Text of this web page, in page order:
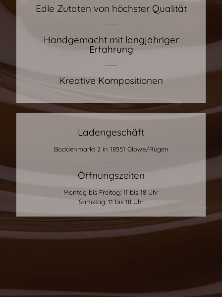
Edle Zutaten von höchster Qualität
Handgemacht mit langjähriger
Erfahrung
Kreative Kompositionen
Ladengeschäft
Boddenmarkt 2 in 18551 Glowe/Rügen
Öffnungszeiten
Montag bis Freitag: 11 bis 18 Uhr
Samstag: 11 bis 18 Uhr